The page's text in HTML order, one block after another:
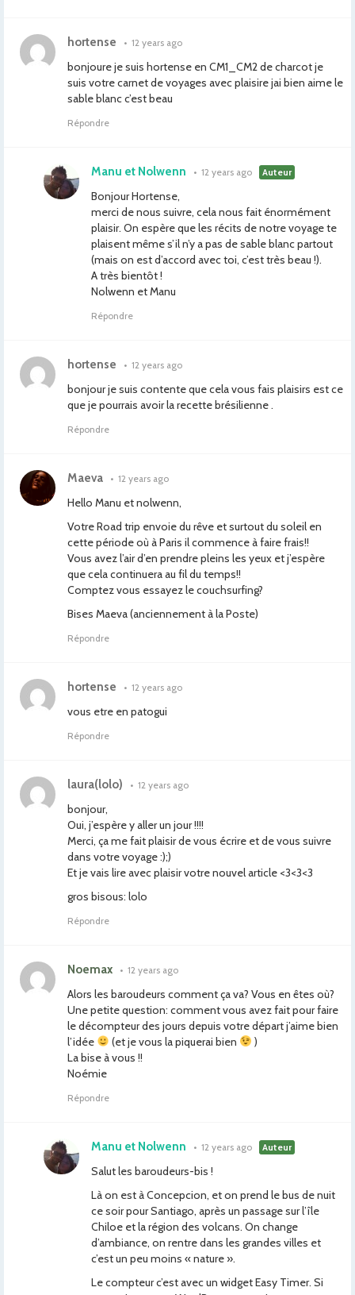
hortense • 12 years ago
bonjoure je suis hortense en CM1_CM2 de charcot je
suis votre carnet de voyages avec plaisire jai bien aime le
sable blanc c’est beau
Répondre
Manu et Nolwenn • 12 years ago Auteur
Bonjour Hortense,
merci de nous suivre, cela nous fait énormément
plaisir. On espère que les récits de notre voyage te
plaisent même s’il n’y a pas de sable blanc partout
(mais on est d’accord avec toi, c’est très beau !).
A très bientôt !
Nolwenn et Manu
Répondre
hortense • 12 years ago
bonjour je suis contente que cela vous fais plaisirs est ce
que je pourrais avoir la recette brésilienne .
Répondre
Maeva • 12 years ago
Hello Manu et nolwenn,
Votre Road trip envoie du rêve et surtout du soleil en
cette période où à Paris il commence à faire frais!!
Vous avez l’air d’en prendre pleins les yeux et j’espère
que cela continuera au fil du temps!!
Comptez vous essayez le couchsurfing?
Bises Maeva (anciennement à la Poste)
Répondre
hortense • 12 years ago
vous etre en patogui
Répondre
laura(lolo) • 12 years ago
bonjour,
Oui, j’espère y aller un jour !!!!
Merci, ça me fait plaisir de vous écrire et de vous suivre
dans votre voyage :);)
Et je vais lire avec plaisir votre nouvel article <3<3<3
gros bisous: lolo
Répondre
Noemax • 12 years ago
Alors les baroudeurs comment ça va? Vous en êtes où?
Une petite question: comment vous avez fait pour faire
le décompteur des jours depuis votre départ j’aime bien
l’idée
(et je vous la piquerai bien
)
La bise à vous !!
Noémie
Répondre
Manu et Nolwenn • 12 years ago Auteur
Salut les baroudeurs-bis !
Là on est à Concepcion, et on prend le bus de nuit
ce soir pour Santiago, après un passage sur l’île
Chiloe et la région des volcans. On change
d’ambiance, on rentre dans les grandes villes et
c’est un peu moins « nature ».
Le compteur c’est avec un widget Easy Timer. Si